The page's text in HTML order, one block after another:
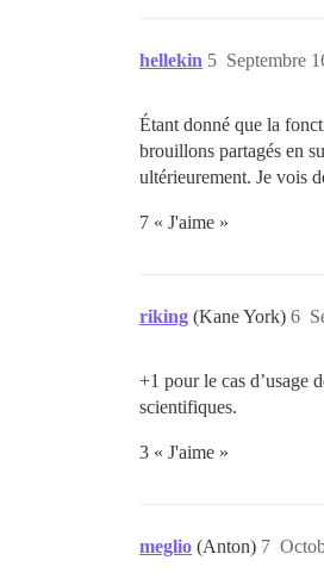
hellekin Septembre
5
Étant donné que la
brouillons partagés en
ultérieurement. Je vois
7 « J'aime »
riking (Kane York) 6
+1 pour le cas d’usage
scientifiques.
3 « J'aime »
meglio (Anton) 7